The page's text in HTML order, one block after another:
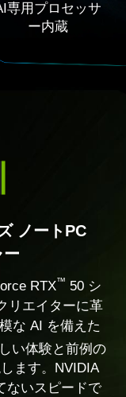
専用プロセッサ
ー内蔵
ノートPC
ー
RTX™ 50 シ
リエイターに革
な AI を備えた
い体験と前例の
ます。NVIDIA
ないスピードで